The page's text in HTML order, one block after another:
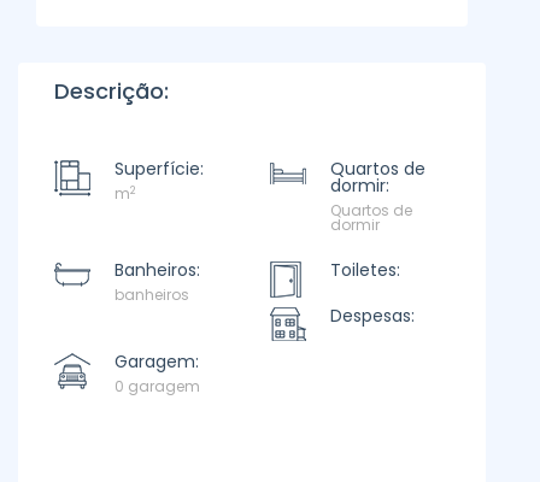
Descrição:
Superfície:
m2
Quartos de
dormir:
Quartos de
dormir
Banheiros:
banheiros
Toiletes:
Despesas:
Garagem:
0 garagem